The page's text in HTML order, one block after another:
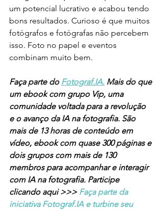
um potencial lucrativo e acabou tendo
bons resultados. Curioso é que muitos
fotógrafos e fotógrafas não percebem
isso. Foto no papel e eventos
combinam muito bem.
Faça parte do Fotograf.IA. Mais do que
um ebook com grupo Vip, uma
comunidade voltada para a revolução
e o avanço da IA na fotografia. São
mais de 13 horas de conteúdo em
vídeo, ebook com quase 300 páginas e
dois grupos com mais de 130
membros para acompanhar e interagir
com IA na fotografia. Participe
clicando aqui >>> Faça parte da
iniciativa Fotograf.IA e turbine seu